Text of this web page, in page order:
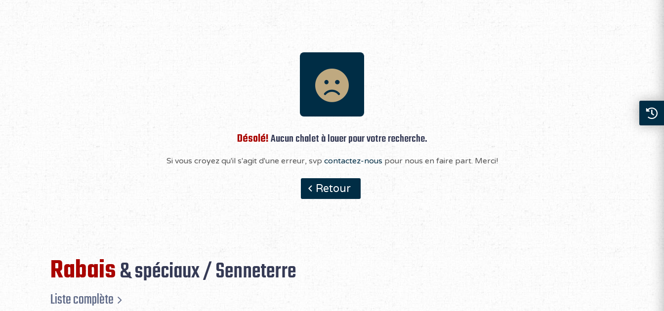
Désolé!Aucun chalet à louer pour votre recherche.
Si vous croyez qu'il s'agit d'une erreur, svp contactez-nous pour nous en faire part. Merci!
Retour
Rabais& spéciaux / Senneterre
Liste complète